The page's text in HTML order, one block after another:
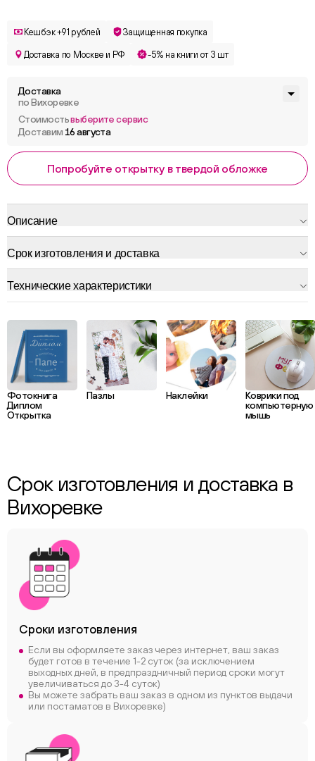
Кешбэк +91 рублей Защищенная покупка
Доставка по Москве и РФ -5% на книги от 3 шт
Доставка
по Вихоревке
Стоимостьвыберите сервис
Доставим 16 августа
Попробуйте открытку в твердой обложке
Описание
Срок изготовления и доставка
Технические характеристики
Фотокнига
Диплом
Открытка
Пазлы Наклейки
Коврики под
компьютерную
мышь
Срок изготовления и доставка в
Вихоревке
Сроки изготовления
Если вы оформляете заказ через интернет, ваш заказ
будет готов в течение 1-2 суток (за исключением
выходных дней, в предпраздничный период сроки могут
увеличиваться до 3-4 суток)
Вы можете забрать ваш заказ в одном из пунктов выдачи
или постаматов в Вихоревке)